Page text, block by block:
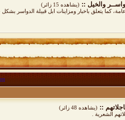
والخيل :: (يشاهده 15 زائر)
كما يتعلق باخبار ومزاينات ابل قبيلة الدواسر
:: (يشاهده 48 زائر)
الشعرية .